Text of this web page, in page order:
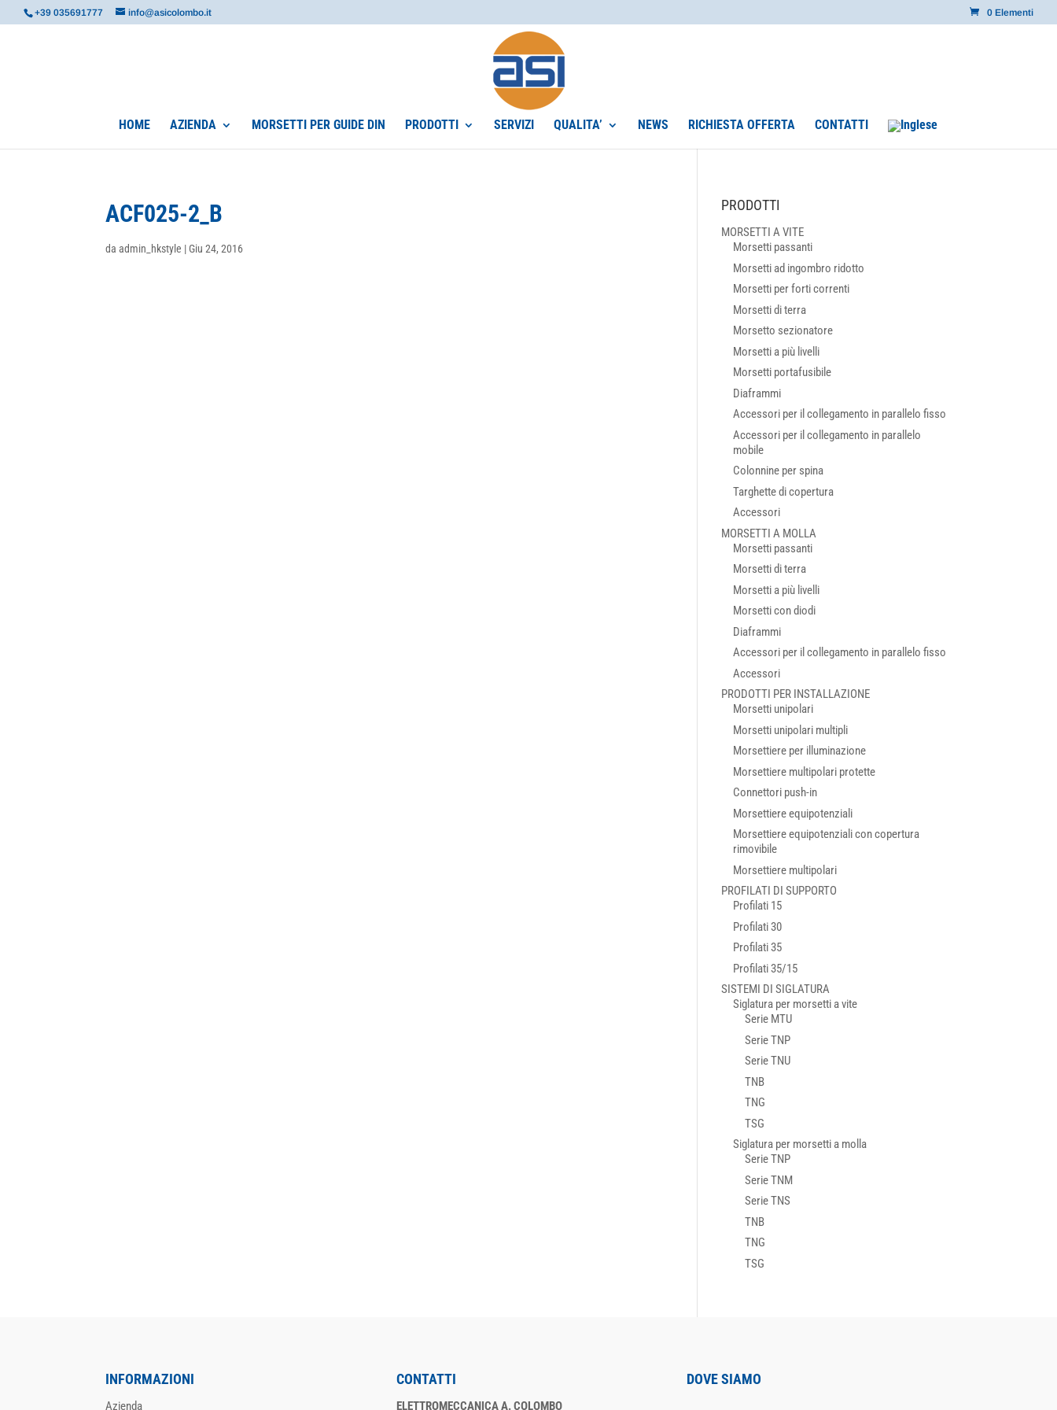
+39 035691777 info@asicolombo.it 0 Elementi
HOME AZIENDA MORSETTI PER GUIDE DIN PRODOTTI SERVIZI QUALITA’ NEWS RICHIESTA OFFERTA CONTATTI
ACF025-2_B
daadmin_hkstyle |Giu 24, 2016
PRODOTTI
MORSETTI A VITE
Morsetti passanti
Morsetti ad ingombro ridotto
Morsetti per forti correnti
Morsetti di terra
Morsetto sezionatore
Morsetti a più livelli
Morsetti portafusibile
Diaframmi
Accessori per il collegamento in parallelo fisso
Accessori per il collegamento in parallelo
mobile
Colonnine per spina
Targhette di copertura
Accessori
MORSETTI A MOLLA
Morsetti passanti
Morsetti di terra
Morsetti a più livelli
Morsetti con diodi
Diaframmi
Accessori per il collegamento in parallelo fisso
Accessori
PRODOTTI PER INSTALLAZIONE
Morsetti unipolari
Morsetti unipolari multipli
Morsettiere per illuminazione
Morsettiere multipolari protette
Connettori push-in
Morsettiere equipotenziali
Morsettiere equipotenziali con copertura
rimovibile
Morsettiere multipolari
PROFILATI DI SUPPORTO
Profilati 15
Profilati 30
Profilati 35
Profilati 35/15
SISTEMI DI SIGLATURA
Siglatura per morsetti a vite
Serie MTU
Serie TNP
Serie TNU
TNB
TNG
TSG
Siglatura per morsetti a molla
Serie TNP
Serie TNM
Serie TNS
TNB
TNG
TSG
INFORMAZIONI
Azienda
CONTATTI
ELETTROMECCANICA A. COLOMBO
DOVE SIAMO